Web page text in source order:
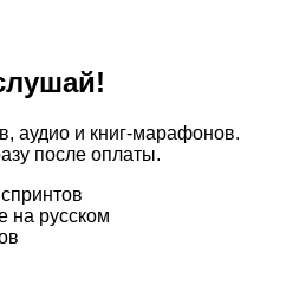
аудио и книг-марафонов.
после оплаты.
на русском